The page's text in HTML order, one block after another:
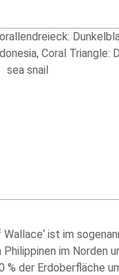
Wallace‘ ist im
Philippinen im Norden
% der Erdoberfläche